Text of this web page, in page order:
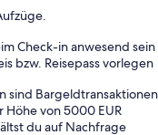
Check-in anwesend sein
bzw. Reisepass vorlegen
sind Bargeldtransaktionen
Höhe von 5000 EUR
du auf Nachfrage